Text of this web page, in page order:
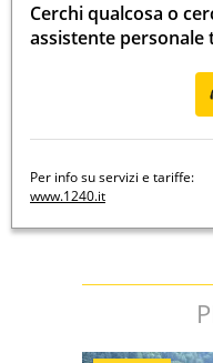
Cerchi qualcosa o
assistente personale
Per info su servizi e tariffe:
www.1240.it